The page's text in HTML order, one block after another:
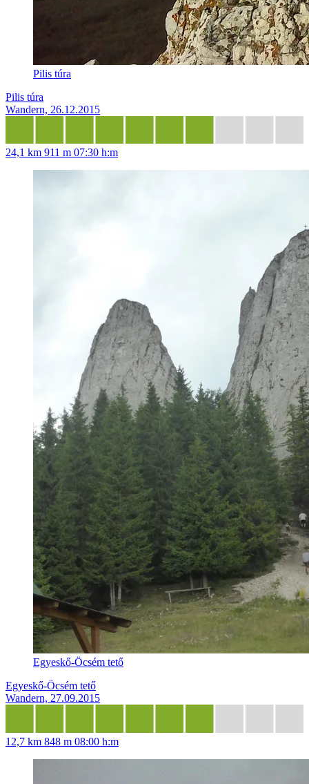
Pilis túra
Pilis túra
Wandern, 26.12.2015
24,1 km 911 m 07:30 h:m
Egyeskő-Öcsém tető
Egyeskő-Öcsém tető
Wandern, 27.09.2015
12,7 km 848 m 08:00 h:m